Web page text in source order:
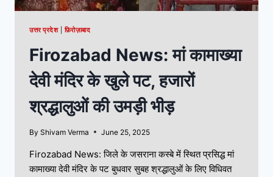
उत्तर प्रदेश|फ़िरोज़ाबाद
Firozabad News: मां कामाख्या
देवी मंदिर के खुले पट, हजारों
श्रद्धालुओं की उमड़ी भीड़
By Shivam Verma June 25, 2025
Firozabad News: जिले के जसराना कस्बे में स्थित प्रसिद्ध मां
कामाख्या देवी मंदिर के पट बुधवार सुबह श्रद्धालुओं के लिए विधिवत